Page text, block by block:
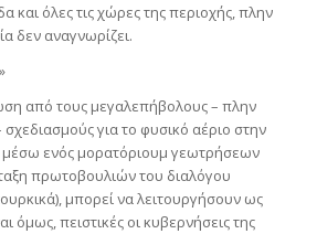
και όλες τις χώρες της περιοχής, πλην
δεν αναγνωρίζει.
από τους μεγαλεπήβολους – πλην
για το φυσικό αέριο στην
μέσω ενός μορατόριουμ γεωτρήσεων
πρωτοβουλιών του διαλόγου
μπορεί να λειτουργήσουν ως
όμως, πειστικές οι κυβερνήσεις της